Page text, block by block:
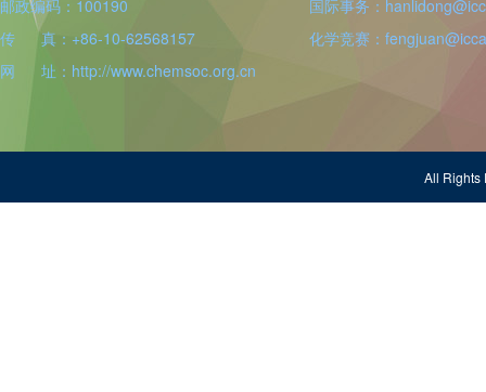
邮政编码：100190
传 真：+86-10-62568157
网 址：http://www.chemsoc.org.cn
国际事务：
化学竞赛：
All Rights